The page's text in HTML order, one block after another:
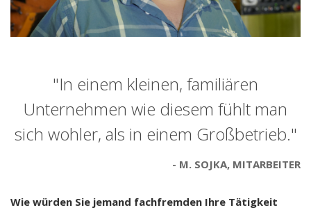
"In einem kleinen, familiären
Unternehmen wie diesem fühlt man
sich wohler, als in einem Großbetrieb."
M. SOJKA, MITARBEITER
Wie würden Sie jemand fachfremden Ihre Tätigkeit